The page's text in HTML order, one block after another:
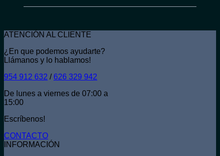
ATENCIÓN AL CLIENTE
¿En que podemos ayudarte?
Llámanos y lo hablamos!
954 912 632 / 626 329 942
De lunes a viernes de 07:00 a
15:00
Escríbenos!
CONTACTO
INFORMACIÓN